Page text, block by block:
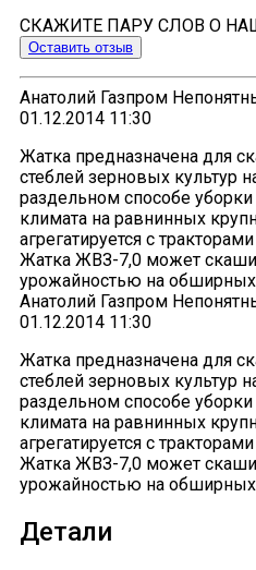
СКАЖИТЕ ПАРУ СЛОВ О
Оставить отзыв
Анатолий Газпром
01.12.2014 11:30
Жатка предназначена для
стеблей зерновых культур
раздельном способе
климата на равнинных
агрегатируется с
Жатка ЖВЗ-7,0 может
урожайностью на
Анатолий Газпром
01.12.2014 11:30
Жатка предназначена для
стеблей зерновых культур
раздельном способе
климата на равнинных
агрегатируется с
Жатка ЖВЗ-7,0 может
урожайностью на
Детали